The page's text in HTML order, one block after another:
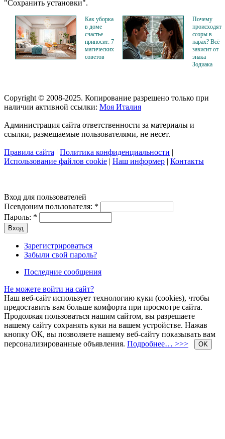
"Сохранить установки".
Как уборка
в доме
счастье
приносит: 7
магических
советов
Почему
происходят
ссоры в
парах? Всё
зависит от
знака
Зодиака
Copyright © 2008-2025. Копирование разрешено только при
наличии активной ссылки: Моя Италия
Администрация сайта ответственности за материалы и
ссылки, размещаемые пользователями, не несет.
Правила сайта | Политика конфиденциальности |
Использование файлов cookie | Наш информер | Контакты
Вход для пользователей
Псевдоним пользователя: *
Пароль: *
Зарегистрироваться
Забыли свой пароль?
Последние сообщения
Не можете войти на сайт?
Наш веб-сайт использует технологию куки (cookies), чтобы
предоставить вам больше комфорта при просмотре сайта.
Продолжая пользоваться нашим сайтом, вы разрешаете
нашему сайту сохранять куки на вашем устройстве. Нажав
кнопку ОК, вы позволяете нашему веб-сайту показывать вам
персонализированные объявления. Подробнее… >>> OK